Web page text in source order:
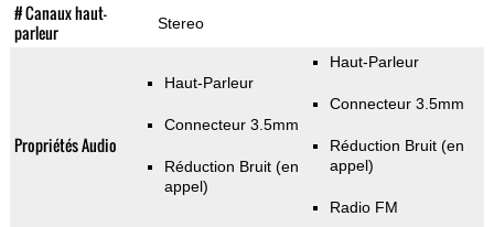
# Canaux haut-
parleur
Stereo
Propriétés Audio
Haut-Parleur
Connecteur 3.5mm
Réduction Bruit (en
appel)
Haut-Parleur
Connecteur 3.5mm
Réduction Bruit (en
appel)
Radio FM